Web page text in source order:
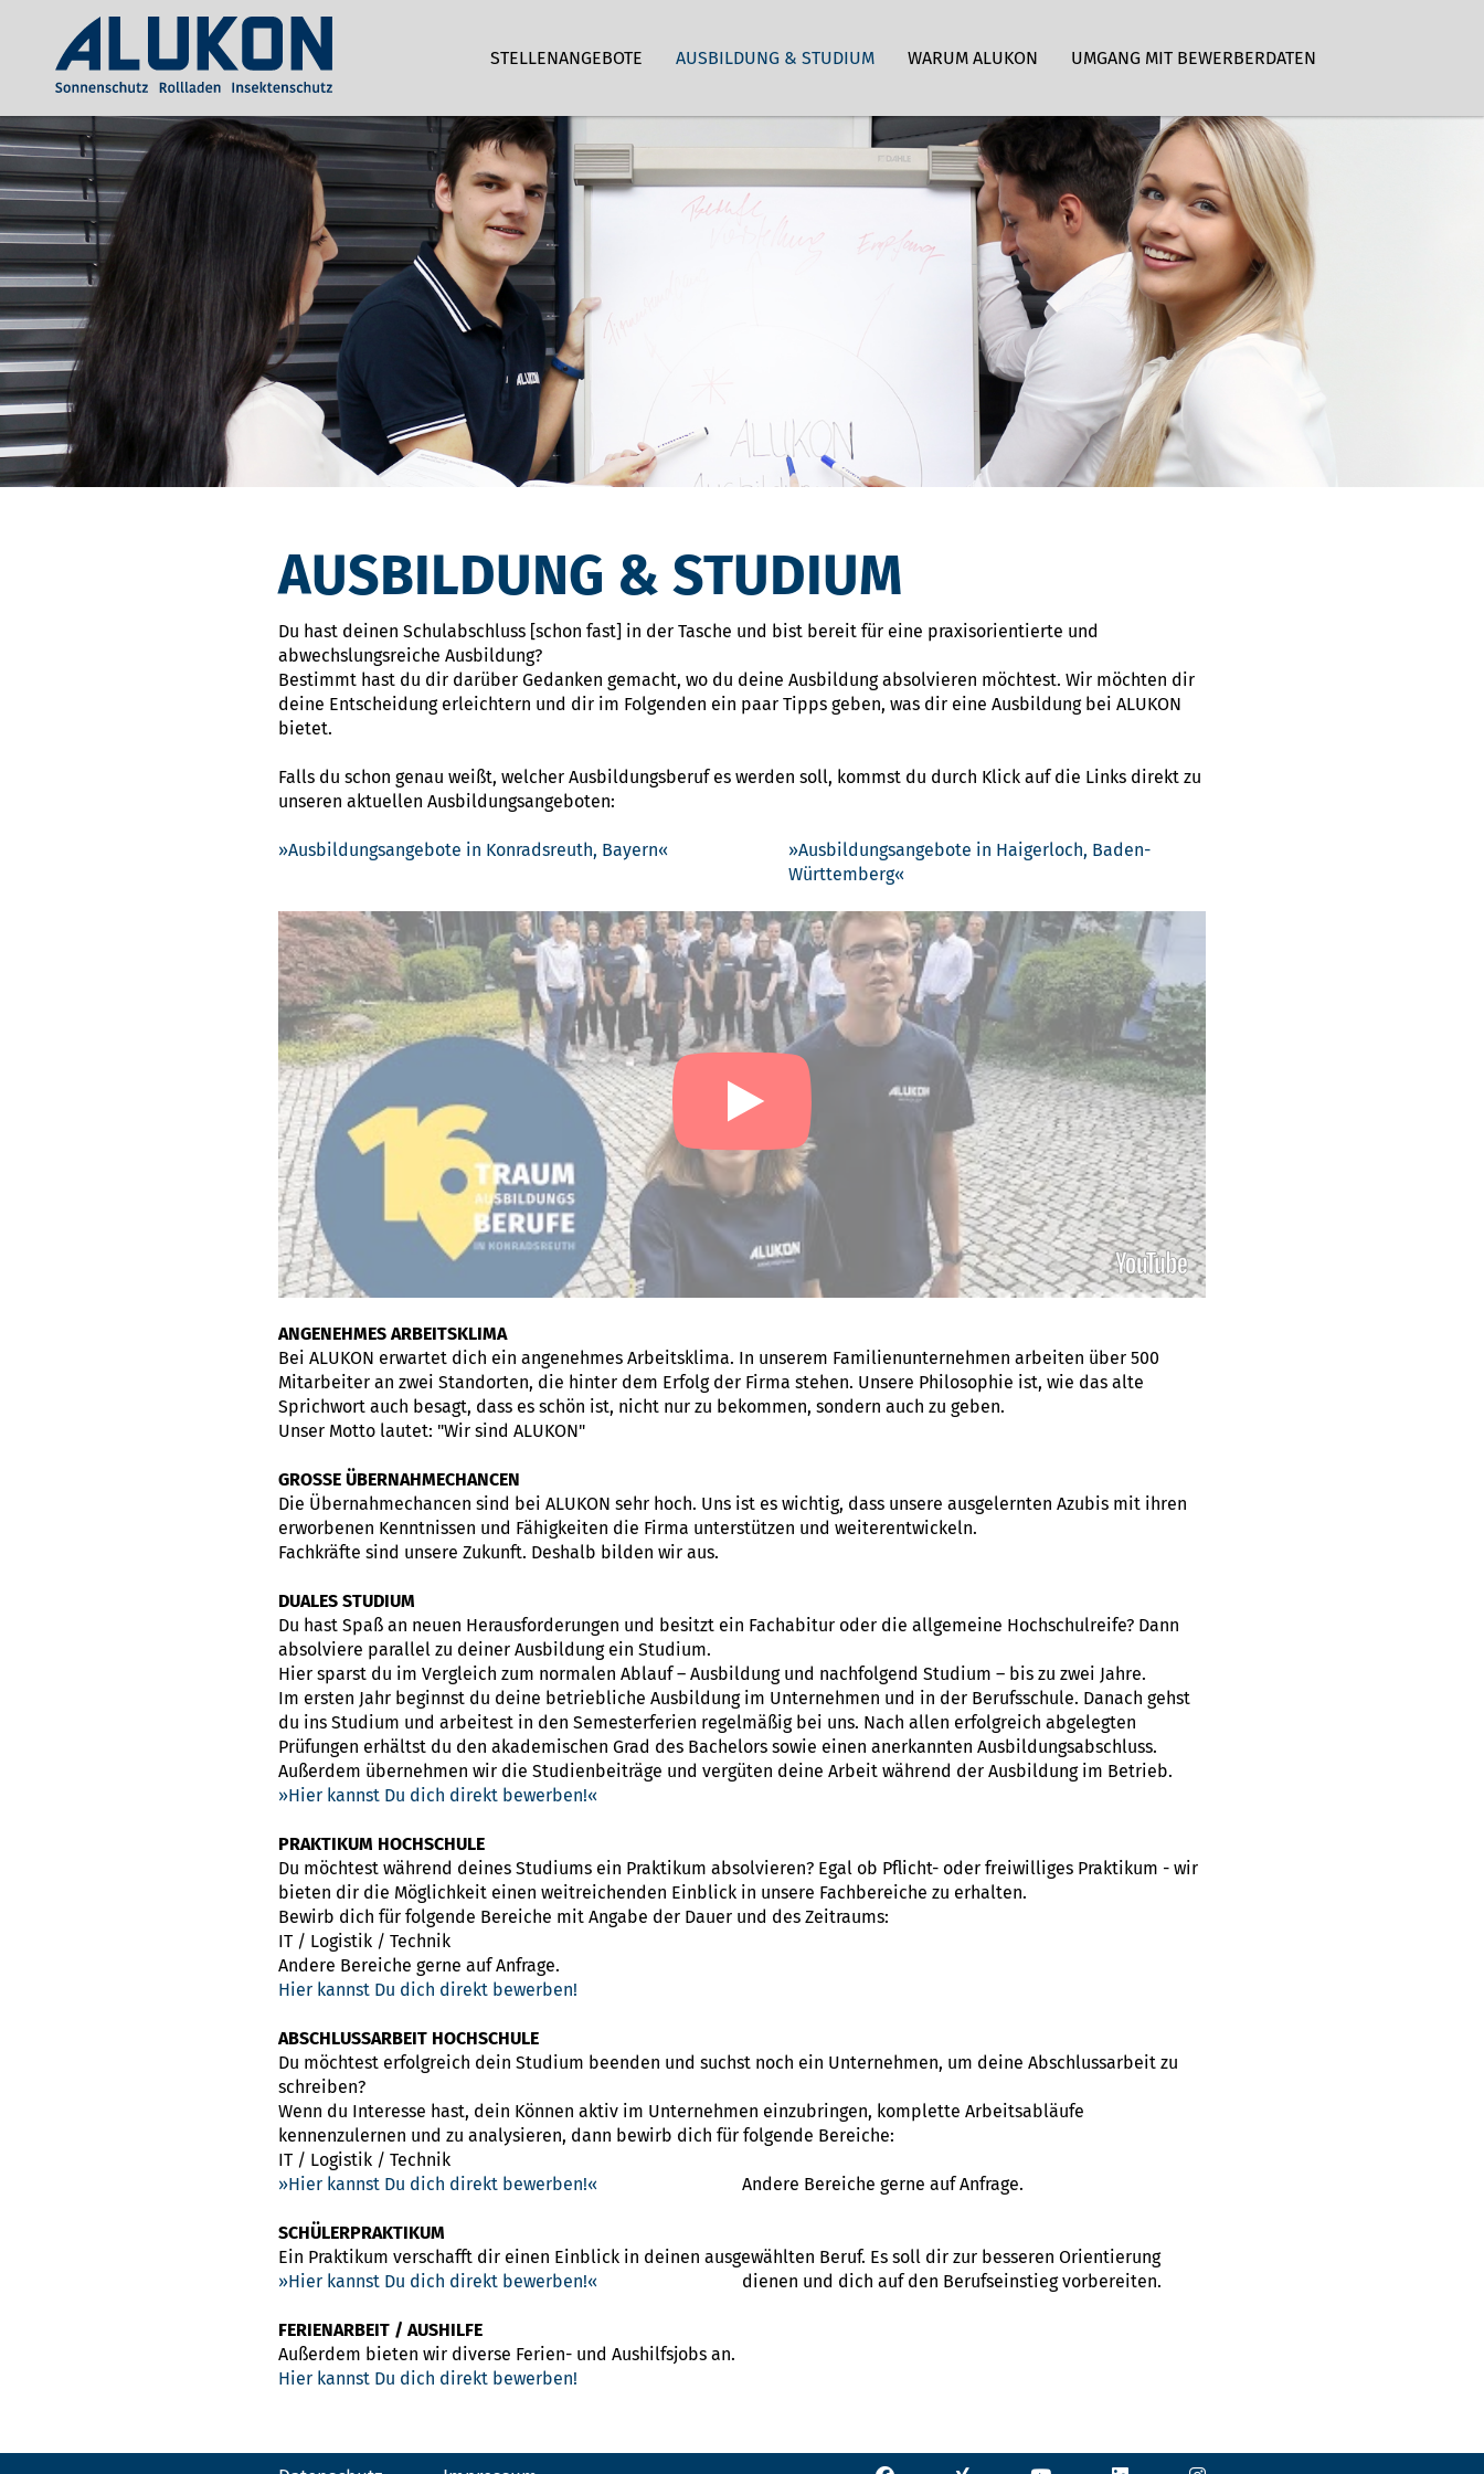
STELLENANGEBOTE AUSBILDUNG & STUDIUM WARUM ALUKON UMGANG MIT BEWERBERDATEN
AUSBILDUNG & STUDIUM
Du hast deinen Schulabschluss [schon fast] in der Tasche und bist bereit für eine praxisorientierte und
abwechslungsreiche Ausbildung?
Bestimmt hast du dir darüber Gedanken gemacht, wo du deine Ausbildung absolvieren möchtest. Wir möchten dir
deine Entscheidung erleichtern und dir im Folgenden ein paar Tipps geben, was dir eine Ausbildung bei ALUKON
bietet.
Falls du schon genau weißt, welcher Ausbildungsberuf es werden soll, kommst du durch Klick auf die Links direkt zu
unseren aktuellen Ausbildungsangeboten:
Ausbildungsangebote in Konradsreuth, Bayern
Ausbildungsangebote in Haigerloch, Baden-
Württemberg
ANGENEHMES ARBEITSKLIMA
Bei ALUKON erwartet dich ein angenehmes Arbeitsklima. In unserem Familienunternehmen arbeiten über 500
Mitarbeiter an zwei Standorten, die hinter dem Erfolg der Firma stehen. Unsere Philosophie ist, wie das alte
Sprichwort auch besagt, dass es schön ist, nicht nur zu bekommen, sondern auch zu geben.
Unser Motto lautet: "Wir sind ALUKON"
GROSSE ÜBERNAHMECHANCEN
Die Übernahmechancen sind bei ALUKON sehr hoch. Uns ist es wichtig, dass unsere ausgelernten Azubis mit ihren
erworbenen Kenntnissen und Fähigkeiten die Firma unterstützen und weiterentwickeln.
Fachkräfte sind unsere Zukunft. Deshalb bilden wir aus.
DUALES STUDIUM
Du hast Spaß an neuen Herausforderungen und besitzt ein Fachabitur oder die allgemeine Hochschulreife? Dann
absolviere parallel zu deiner Ausbildung ein Studium.
Hier sparst du im Vergleich zum normalen Ablauf – Ausbildung und nachfolgend Studium – bis zu zwei Jahre.
Im ersten Jahr beginnst du deine betriebliche Ausbildung im Unternehmen und in der Berufsschule. Danach gehst
du ins Studium und arbeitest in den Semesterferien regelmäßig bei uns. Nach allen erfolgreich abgelegten
Prüfungen erhältst du den akademischen Grad des Bachelors sowie einen anerkannten Ausbildungsabschluss.
Außerdem übernehmen wir die Studienbeiträge und vergüten deine Arbeit während der Ausbildung im Betrieb.
Hier kannst Du dich direkt bewerben!
PRAKTIKUM HOCHSCHULE
Du möchtest während deines Studiums ein Praktikum absolvieren? Egal ob Pflicht- oder freiwilliges Praktikum - wir
bieten dir die Möglichkeit einen weitreichenden Einblick in unsere Fachbereiche zu erhalten.
Bewirb dich für folgende Bereiche mit Angabe der Dauer und des Zeitraums:
IT / Logistik / Technik
Andere Bereiche gerne auf Anfrage.
Hier kannst Du dich direkt bewerben!
ABSCHLUSSARBEIT HOCHSCHULE
Du möchtest erfolgreich dein Studium beenden und suchst noch ein Unternehmen, um deine Abschlussarbeit zu
schreiben?
Wenn du Interesse hast, dein Können aktiv im Unternehmen einzubringen, komplette Arbeitsabläufe
kennenzulernen und zu analysieren, dann bewirb dich für folgende Bereiche:
IT / Logistik / Technik
Andere Bereiche gerne auf Anfrage.
Hier kannst Du dich direkt bewerben!
SCHÜLERPRAKTIKUM
Ein Praktikum verschafft dir einen Einblick in deinen ausgewählten Beruf. Es soll dir zur besseren Orientierung
dienen und dich auf den Berufseinstieg vorbereiten.
Hier kannst Du dich direkt bewerben!
FERIENARBEIT / AUSHILFE
Außerdem bieten wir diverse Ferien- und Aushilfsjobs an.
Hier kannst Du dich direkt bewerben!